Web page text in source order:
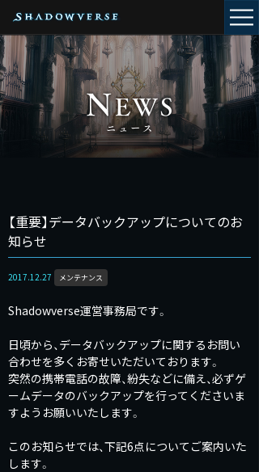
【重要】データバックアップについてのお
知らせ
2017.12.27 メンテナンス
Shadowverse運営事務局です。
日頃から、データバックアップに関するお問い
合わせを多くお寄せいただいております。
突然の携帯電話の故障、紛失などに備え、必ずゲ
ームデータのバックアップを行ってくださいま
すようお願いいたします。
このお知らせでは、下記6点についてご案内いた
します。